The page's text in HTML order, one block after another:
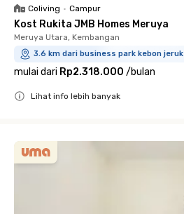
Coliving • Campur
Kost Rukita JMB Homes Meruya
Meruya Utara, Kembangan
3.6 km dari business park kebon jeruk
mulai dari Rp2.318.000 /bulan
Lihat info lebih banyak